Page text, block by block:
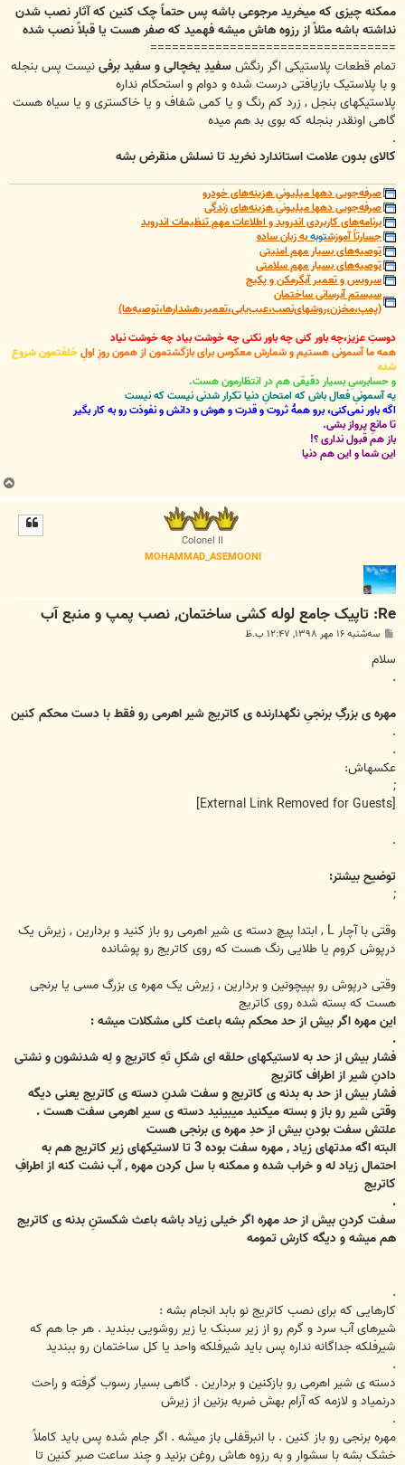
ممکنه چیزی که میخرید مرجوعی باشه پس حتماً چک کنین که آثار نصب شدن
نداشته باشه مثلاً از رزوه هاش میشه فهمید که صفر هست یا قبلاً نصب شده
==================================
تمام قطعات پلاستیکی اگر رنگشسفیدِ یخچالی و سفید برفینیست پس بنجله
و با پلاستیک بازیافتی درست شده و دوام و استحکام نداره
پلاستیکهای بنجل , زرد کم رنگ و یا کمی شفاف و یا خاکستری و یا سیاه هست
گاهی اونقدر بنجله که بوی بد هم میده
کالای بدون علامت استاندارد نخرید تا نسلش منقرض بشه
صرفه‌جویی دهها میلیونیِ هزینه‌های خودرو
صرفه‌جویی دهها میلیونیِ هزینه‌های زندگی
برنامه‌های کاربردی اندروید و اطلاعات مهمِ تنظیمات اندروید
جسارتاً آموزشتوبهبه زبان ساده
توصیه‌های بسیار مهم امنیتی
توصیه‌های بسیار مهم سلامتی
سرویس و تعمیر آبگرمکن و پکیج
سیستم آبرسانی ساختمان
(پمپ،مخزن،روشهای‌نصب،عیب‌یابی،تعمیر،هشدارها،توصیه‌ها)
دوستِ عزیز،چه باور کنی چه باور نکنی چه خوشت بیاد چه خوشت نیاد
همه ما آسمونی هستیم و شمارش معکوس برای بازگشتمون از همون روزِ اولِخلقتمون شروع
شده
و حسابرسیِ بسیار دقیقی هم در انتظارمون هست.
یه آسمونیِ فعال باش که امتحانِ دنیا تکرار شدنی نیست که نیست
اگه باور نمی‌کنی، برو همۀ ثروت و قدرت و هوش و دانش و نفوذت رو به کار بگیر
تا مانعِ پرواز بشی.
باز هم قبول نداری ؟!
این شما و این هم دنیا
ب
ا
Colonel II
MOHAMMAD_ASEMOONI
Re: تاپیک جامع لوله کشی ساختمان, نصب پمپ و منبع آب
پ
ت
سه‌شنبه ۱۶ مهر ۱۳۹۸, ۱۲:۴۷ ب.ظ
سلام
مهره ی بزرگِ برنجیِ نگهدارنده ی کاتریج شیر اهرمی رو فقط با دست محکم کنین
عکسهاش:
توضیح بیشتر:
وقتی با آچار L , ابتدا پیچ دسته ی شیر اهرمی رو باز کنید و بردارین , زیرش یک
درپوش کروم یا طلایی رنگ هست که روی کاتریج رو پوشانده
وقتی درپوش رو بپیچونین و بردارین , زیرش یک مهره ی بزرگ مسی یا برنجی
هست که بسته شده روی کاتریج
این مهره اگر بیش از حد محکم بشه باعث کلی مشکلات میشه :
فشار بیش از حد به لاستیکهای حلقه ای شکلِ تَهِ کاتریج و لِه شدنشون و نشتی
دادنِ شیر از اطراف کاتریج
فشار بیش از حد به بدنه ی کاتریج و سفت شدنِ دسته ی کاتریج یعنی دیگه
وقتی شیر رو باز و بسته میکنید میبینید دسته ی سیر اهرمی سفت هست .
علتش سفت بودنِ بیش از حدِ مهره ی برنجی هست
البته اگه مدتهای زیاد , مهره سفت بوده 3 تا لاستیکهای زیر کاتریج هم به
احتمال زیاد له و خراب شده و ممکنه با سل کردن مهره , آب نشت کنه از اطرافِ
کاتریج
سفت کردنِ بیش از حد مهره اگر خیلی زیاد باشه باعث شکستنِ بدنه ی کاتریج
هم میشه و دیگه کارش تمومه
کارهایی که برای نصب کاتریج نو بابد انجام بشه :
شیرهای آب سرد و گرم رو از زیر سبنک یا زیر روشویی ببندید . هر جا هم که
شیرفلکه جداگانه نداره پس باید شیرفلکه واحد یا کل ساختمان رو ببندید
دسته ی شیر اهرمی رو بازکنین و بردارین . گاهی بسیار رسوب گرفته و راحت
درنمیاد و لازمه که آرام بهش ضربه بزنین از زیرش
مهره برنجی رو باز کنین . با انبرقفلی باز میشه . اگر جام شده پس باید کاملاً
خشک بشه با سشوار و به رزوه هاش روغن بزنید و چند ساعت صبر کنین تا